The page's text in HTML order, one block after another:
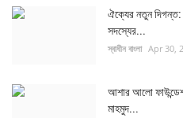
ঐক্যের নতুন দিগন্ত:
সদস্যের...
স্বাধীন বাংলা Apr 30,
আশার আলো
মাহমুদ...